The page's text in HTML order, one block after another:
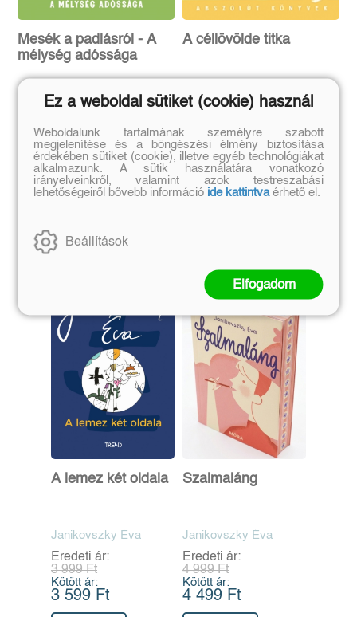
Mesék a padlásról - A
mélység adóssága
L. T. Good
3 590 Ft
3 231 Ft
Előrendelem
A céllövölde titka
Mészöly Ágnes
3 990 Ft
3 591 Ft
Kosárba
Szerző további művei
A lemez két oldala
Janikovszky Éva
Eredeti ár:
3 999 Ft
Kötött ár:
3 599 Ft
Szalmaláng
Janikovszky Éva
Eredeti ár:
4 999 Ft
Kötött ár:
4 499 Ft
Ez a weboldal sütiket (cookie) használ
Weboldalunk tartalmának személyre szabott
megjelenítése és a böngészési élmény biztosítása
érdekében sütiket (cookie), illetve egyéb technológiákat
alkalmazunk. A sütik használatára vonatkozó
irányelveinkről, valamint azok testreszabási
lehetőségeiről bővebb információ ide kattintvaérhető el.
Beállítások
Elfogadom